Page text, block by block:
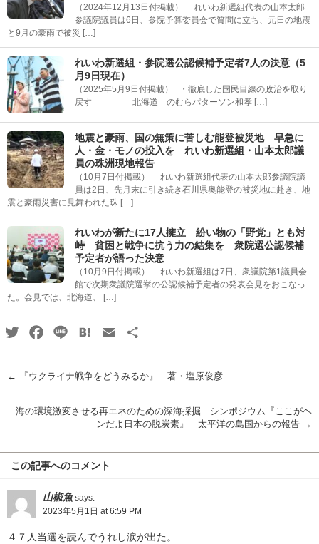
（2024年12月13日付掲載） れいわ新選組代表の山本太郎
参議院議員は6日、参院予算委員会で質問に立ち、元日の地震
と9月の豪雨で被災 […]
れいわ新選組・参院選公認候補予定者7人の決意（5
月9日現在）
（2025年5月9日付掲載） ・徹底した国民目線の政治を取り
戻す 北海道 のむらパターソン和孝 […]
地震と豪雨、国の無策に苦しむ能登被災地 早急に
人・金・モノの投入を れいわ新選組・山本太郎議
員の珠洲現地報告
（10月7日付掲載） れいわ新選組代表の山本太郎参議院議
員は2日、先月末に引き続き石川県奥能登の被災地に赴き、地
震と豪雨災害に見舞われた珠 […]
れいわが新たに17人擁立 紛い物の「野党」とも対
峙 貧困と戦争に抗う力の結集を 衆院選公認候補
予定者が語った決意
（10月9日付掲載） れいわ新選組は7日、衆議院第1議員会
館で次期衆議院選挙の公認候補予定者の発表会見をおこなっ
た。会見では、北海道、 […]
TwitterFacebook
Line HatenaEmail
← 『ウクライナ戦争をどうみるか』 著・塩原俊彦
海の環境激変させる再エネのための深海採掘 シンポジウム『ここがヘ
ンだよ日本の脱炭素』 太平洋の島国からの報告 →
この記事へのコメント
山椒魚 says:
2023年5月1日 at 6:59 PM
４７人当選を読んでうれし涙が出た。